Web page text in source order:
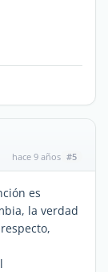
hace 9 años #5
es
la verdad